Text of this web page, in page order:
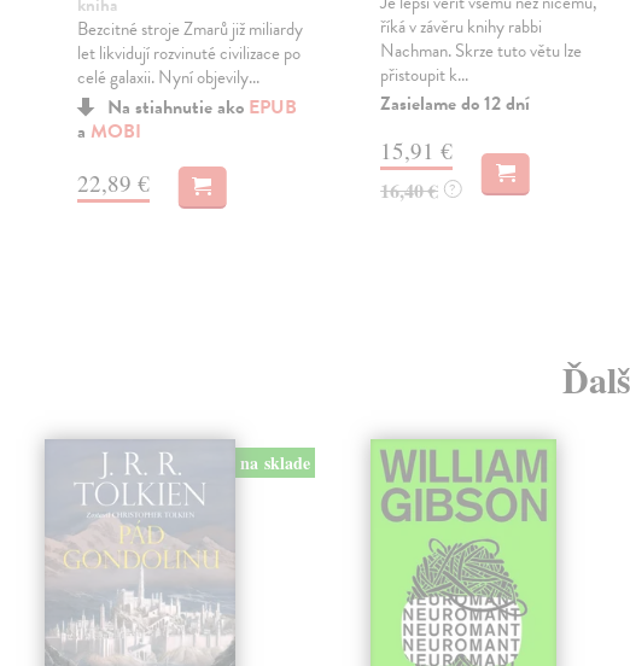
Bezcitné stroje Zmarů již miliardy
let likvidují rozvinuté civilizace po
celé galaxii. Nyní objevily...
Na stiahnutie ako EPUB
a MOBI
22,89 €
říká v závěru knihy rabbi
Nachman. Skrze tuto větu lze
přistoupit k...
Zasielame do 12 dní
15,91 €
16,40 € ?
na sklade